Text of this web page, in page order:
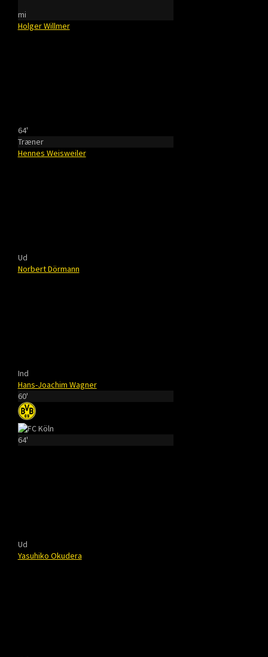
mi
Holger Willmer
64'
Træner
Hennes Weisweiler
Ud
Norbert Dörmann
Ind
Hans-Joachim Wagner
60'
64'
Ud
Yasuhiko Okudera